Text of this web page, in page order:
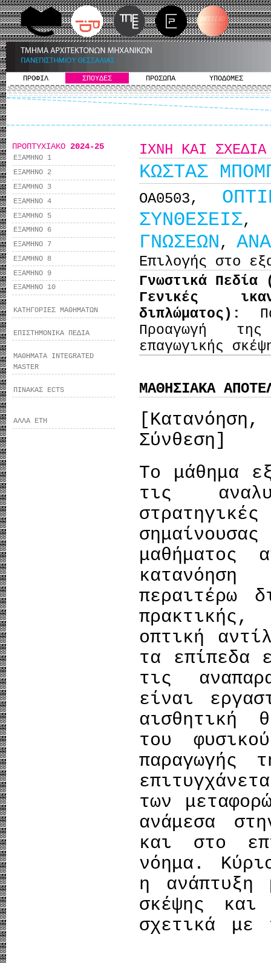
ΠΡΟΦΙΛ ΣΠΟΥΔΕΣ ΠΡΟΣΩΠΑ ΥΠΟΔΟΜΕΣ
ΠΡΟΠΤΥΧΙΑΚΟ 2024-25
ΕΞΑΜΗΝΟ 1
ΕΞΑΜΗΝΟ 2
ΕΞΑΜΗΝΟ 3
ΕΞΑΜΗΝΟ 4
ΕΞΑΜΗΝΟ 5
ΕΞΑΜΗΝΟ 6
ΕΞΑΜΗΝΟ 7
ΕΞΑΜΗΝΟ 8
ΕΞΑΜΗΝΟ 9
ΕΞΑΜΗΝΟ 10
ΚΑΤΗΓΟΡΙΕΣ ΜΑΘΗΜΑΤΩΝ
ΕΠΙΣΤΗΜΟΝΙΚΑ ΠΕΔΙΑ
ΜΑΘΗΜΑΤΑ INTEGRATED
MASTER
ΠΙΝΑΚΑΣ ECTS
ΑΛΛΑ ΕΤΗ
ΙΧΝΗ ΚΑΙ ΣΧΕΔΙΑ
KΩΣΤΑΣ
ΟΑ0503,
ΣΥΝΘΕΣΕΙΣ
ΓΝΩΣΕΩΝ,
Επιλογής στο
Γνωστικά
Γενικές
διπλώματος):
Προαγωγή
επαγωγικής
ΜΑΘΗΣΙΑΚΑ
Σύνθεση]
Το μάθημα
τις
μαθήματος
περαιτέρω
οπτική
τα επίπεδα
τις
είναι
αισθητική
του
παραγωγής
των
ανάμεσα
και στο
νόημα.
η ανάπτυξη
σκέψης και
σχετικά με